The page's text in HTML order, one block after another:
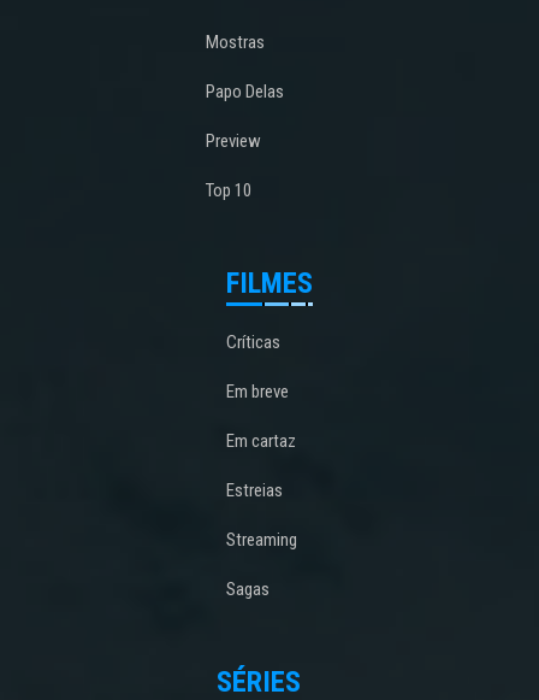
Mostras
Papo Delas
Preview
Top 10
FILMES
Críticas
Em breve
Em cartaz
Estreias
Streaming
Sagas
SÉRIES